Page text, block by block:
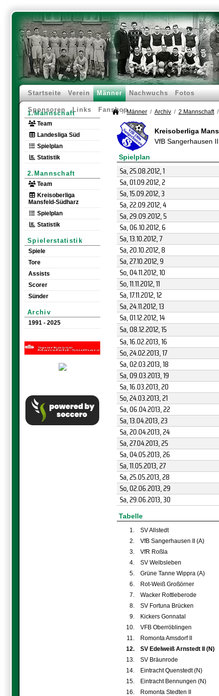
Startseite Verein Männer Nachwuchs Fotos
Sponsoren Links Fanshop
1.Mannschaft
Team
Landesliga Süd
Spielplan
Statistik
2.Mannschaft
Team
Kreisoberliga
Mansfeld-Südharz
Spielplan
Statistik
Spielerstatistik
Spiele
Tore
Assists
Scorer
Sünder
Archiv
1991 - 2025
Männer Archiv 2.Mannschaft
Kreisoberliga
VfB Sangerhausen
Spielplan
Sa, 25.08.2012, 1
Sa, 01.09.2012, 2
Sa, 15.09.2012, 3
Sa, 22.09.2012, 4
Sa, 29.09.2012, 5
Sa, 06.10.2012, 6
Sa, 13.10.2012, 7
Sa, 20.10.2012, 8
Sa, 27.10.2012, 9
So, 04.11.2012, 10
So, 11.11.2012, 11
Sa, 17.11.2012, 12
Sa, 24.11.2012, 13
Sa, 01.12.2012, 14
Sa, 08.12.2012, 15
Sa, 16.02.2013, 16
So, 24.02.2013, 17
Sa, 02.03.2013, 18
Sa, 09.03.2013, 19
Sa, 16.03.2013, 20
So, 24.03.2013, 21
Sa, 06.04.2013, 22
Sa, 13.04.2013, 23
Sa, 20.04.2013, 24
Sa, 27.04.2013, 25
Sa, 04.05.2013, 26
Sa, 11.05.2013, 27
Sa, 25.05.2013, 28
So, 02.06.2013, 29
Sa, 29.06.2013, 30
Tabelle
1.
SV Allstedt
2.
VfB Sangerhausen II (A)
3.
VfR Roßla
4.
SV Welbsleben
5.
Grüne Tanne Wippra (A)
6.
Rot-Weiß Großörner
7.
Wacker Rottleberode
8.
SV Fortuna Brücken
9.
Kickers Gonnatal
10.
VFB Oberröblingen
11.
Romonta Amsdorf II
12.
SV Edelweiß Arnstedt II (N)
13.
SV Bräunrode
14.
Eintracht Quenstedt (N)
15.
Eintracht Bennungen (N)
16.
Romonta Stedten II